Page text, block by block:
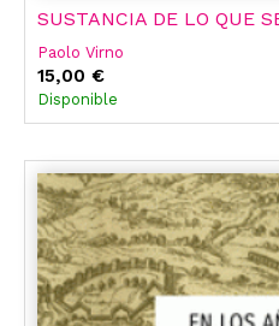
SUSTANCIA DE LO QUE
Paolo Virno
15,00 €
Disponible